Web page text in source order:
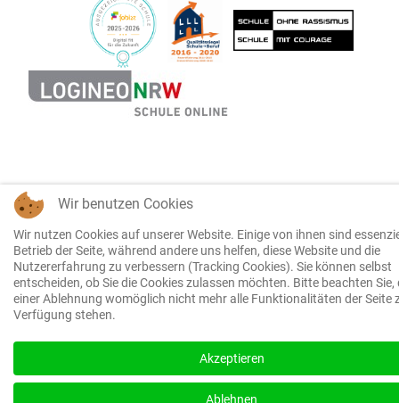
Wir benutzen Cookies
Wir nutzen Cookies auf unserer Website. Einige von ihnen sind
Betrieb der Seite, während andere uns helfen, diese Website und die
Nutzererfahrung zu verbessern (Tracking Cookies). Sie können selbst
entscheiden, ob Sie die Cookies zulassen möchten. Bitte beachten Sie,
einer Ablehnung womöglich nicht mehr alle Funktionalitäten der Seite
Verfügung stehen.
Akzeptieren
Ablehnen